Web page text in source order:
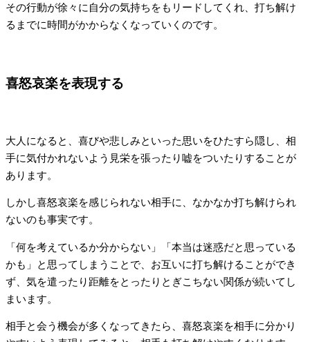
その行動が徐々に自分の気持ちをもリードしてくれ、打ち解け
るまでに時間がかからなくなっていくのです。
喜怒哀楽を表現する
大人になると、喜びや悲しみといった思いをひたすら隠し、相
手に気付かれないよう見栄を張ったり嘘をついたりすることが
あります。
しかし喜怒哀楽を感じられない相手に、なかなか打ち解けられ
ないのも事実です。
「何を考えているか分からない」「本当は迷惑だと思っている
かも」と思ってしまうことで、お互いに打ち解けることができ
ず、気を遣ったり距離をとったりとぎこちない関係が続いてし
まいます。
相手と会う機会が多くなってきたら、喜怒哀楽を相手に分かり